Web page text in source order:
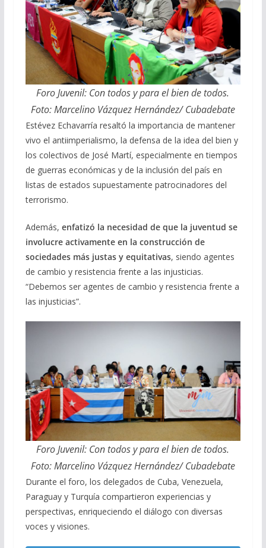
Foro Juvenil: Con todos y para el bien de todos.
Foto: Marcelino Vázquez Hernández/ Cubadebate
Estévez Echavarría resaltó la importancia de mantener
vivo el antiimperialismo, la defensa de la idea del bien y
los colectivos de José Martí, especialmente en tiempos
de guerras económicas y de la inclusión del país en
listas de estados supuestamente patrocinadores del
terrorismo.
Además, enfatizó la necesidad de que la juventud se
involucre activamente en la construcción de
sociedades más justas y equitativas, siendo agentes
de cambio y resistencia frente a las injusticias.
“Debemos ser agentes de cambio y resistencia frente a
las injusticias”.
Foro Juvenil: Con todos y para el bien de todos.
Foto: Marcelino Vázquez Hernández/ Cubadebate
Durante el foro, los delegados de Cuba, Venezuela,
Paraguay y Turquía compartieron experiencias y
perspectivas, enriqueciendo el diálogo con diversas
voces y visiones.